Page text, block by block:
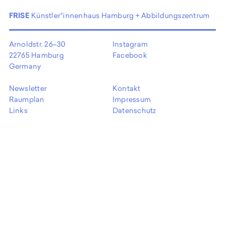
FRISE Künstler*innenhaus Hamburg + Abbildungszentrum
Arnoldstr. 26–30
22765 Hamburg
Germany
Instagram
Facebook
Newsletter
Raumplan
Links
Kontakt
Impressum
Datenschutz